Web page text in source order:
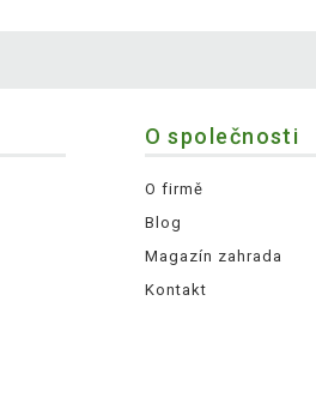
O společnosti
O firmě
Blog
Magazín zahrada
Kontakt